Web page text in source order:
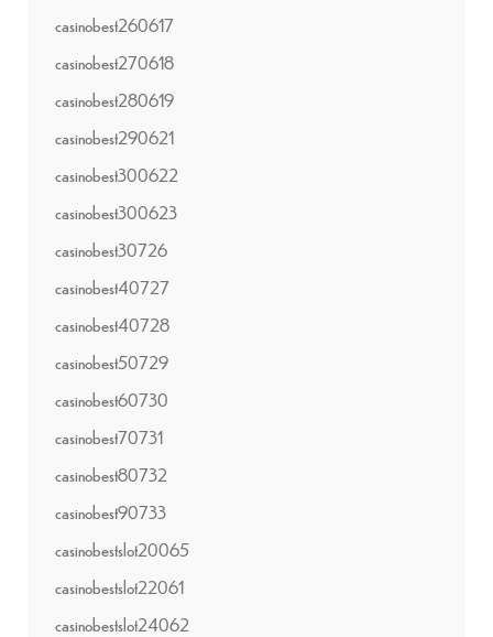
casinobest260617
casinobest270618
casinobest280619
casinobest290621
casinobest300622
casinobest300623
casinobest30726
casinobest40727
casinobest40728
casinobest50729
casinobest60730
casinobest70731
casinobest80732
casinobest90733
casinobestslot20065
casinobestslot22061
casinobestslot24062